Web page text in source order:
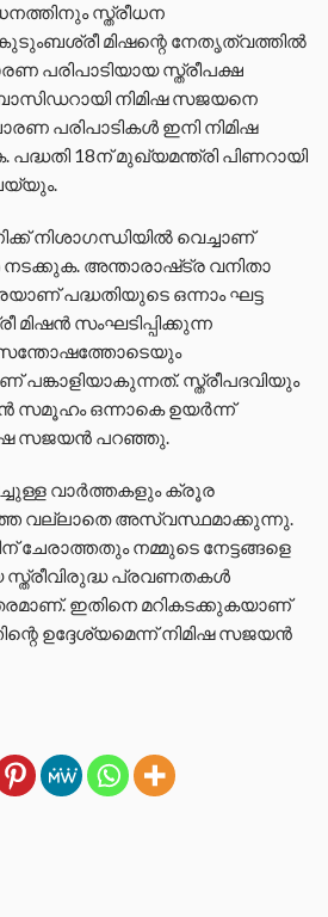
സ്ത്രീധന
മിഷന്റെ നേതൃത്വത്തിൽ
പരിപാടിയായ സ്ത്രീപക്ഷ
നിമിഷ സജയനെ
പരിപാടികൾ ഇനി നിമിഷ
18ന് മുഖ്യമന്ത്രി പിണറായി
നിശാഗന്ധിയിൽ വെച്ചാണ്
നടക്കുക. അന്താരാഷ്‌ട്ര വനിതാ
പദ്ധതിയുടെ ഒന്നാം ഘട്ട
സംഘടിപ്പിക്കുന്ന
സന്തോഷത്തോടെയും
സ്ത്രീപദവിയും
സമൂഹം ഒന്നാകെ ഉയർന്ന്
സജയൻ പറഞ്ഞു.
വാർത്തകളും ക്രൂര
വല്ലാതെ അസ്വസ്ഥമാക്കുന്നു.
നമ്മുടെ നേട്ടങ്ങളെ
പ്രവണതകൾ
ഇതിനെ മറികടക്കുകയാണ്
ഉദ്ദേശ്യമെന്ന് നിമിഷ സജയൻ